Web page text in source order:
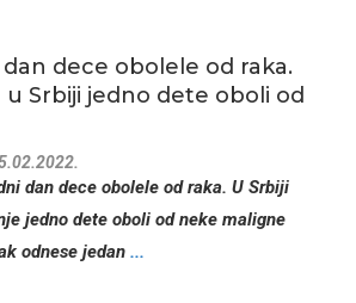
dece obolele od raka.
u Srbiji jedno dete oboli od
dan dece obolele od raka. U Srbiji
jedno dete oboli od neke maligne
odnese jedan ...